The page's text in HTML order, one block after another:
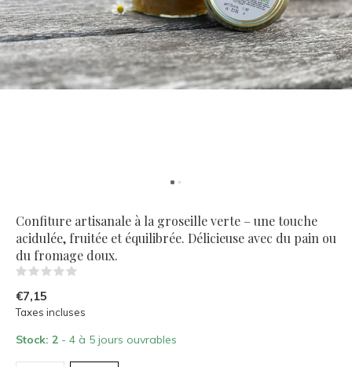
Confiture artisanale à la groseille verte – une touche
acidulée, fruitée et équilibrée. Délicieuse avec du pain ou
du fromage doux.
€7,15
Taxes incluses
Stock: 2 - 4 à 5 jours ouvrables